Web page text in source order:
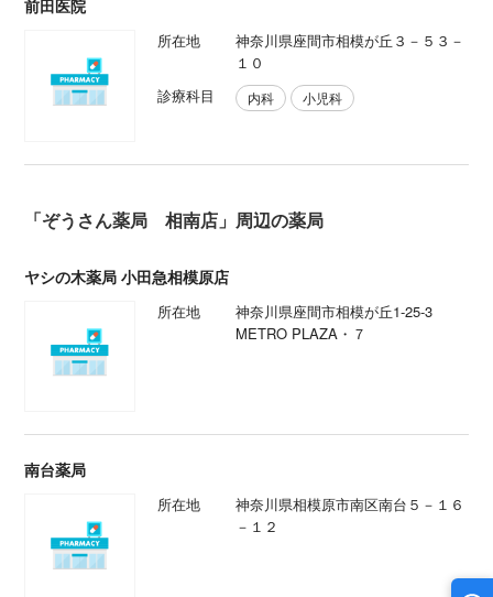
前田医院
所在地
神奈川県座間市相模が丘３－５３－
１０
診療科目
内科 小児科
「ぞうさん薬局 相南店」周辺の薬局
ヤシの木薬局 小田急相模原店
所在地
神奈川県座間市相模が丘1-25-3
METRO PLAZA・７
南台薬局
所在地
神奈川県相模原市南区南台５－１６
－１２